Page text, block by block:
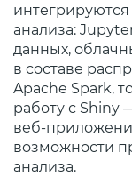
анализа:
данных,
в составе
Apache Spark,
работу с Shiny
веб-
возможности
анализа.